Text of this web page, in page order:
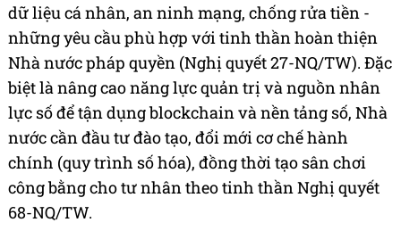
dữ liệu cá nhân, an ninh mạng, chống rửa tiền -
những yêu cầu phù hợp với tinh thần hoàn thiện
Nhà nước pháp quyền (Nghị quyết 27-NQ/TW). Đặc
biệt là nâng cao năng lực quản trị và nguồn nhân
lực số để tận dụng blockchain và nền tảng số, Nhà
nước cần đầu tư đào tạo, đổi mới cơ chế hành
chính (quy trình số hóa), đồng thời tạo sân chơi
công bằng cho tư nhân theo tinh thần Nghị quyết
68-NQ/TW.